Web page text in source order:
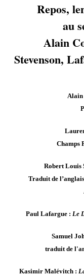
Repos,
au
Alain
Stevenson,
Alain
Champs
Robert Louis
Traduit de
Paul Lafargue : Le
Samuel
traduit de
Kasimir Malévitch :